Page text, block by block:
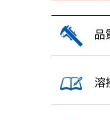
品
溶